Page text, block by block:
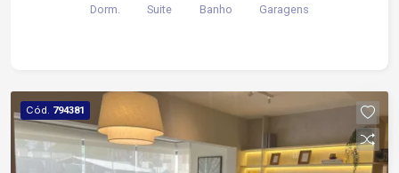
Dorm. Suite Banho Garagens
Cód. 794381